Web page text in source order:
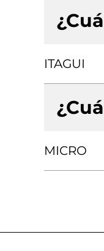
ITAGUI
MICRO